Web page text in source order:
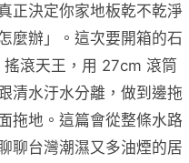
正決定你家地板乾不乾淨
麼辦」。這次要開箱的石
滾天王，用 27cm 滾筒
清水汙水分離，做到邊拖
拖地。這篇會從整條水路
聊台灣潮濕又多油煙的居